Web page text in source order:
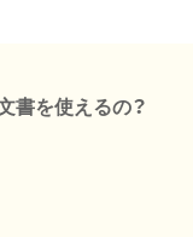
書を使えるの？